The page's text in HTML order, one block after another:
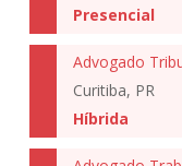
Presencial
Advogado
Curitiba, PR
Híbrida